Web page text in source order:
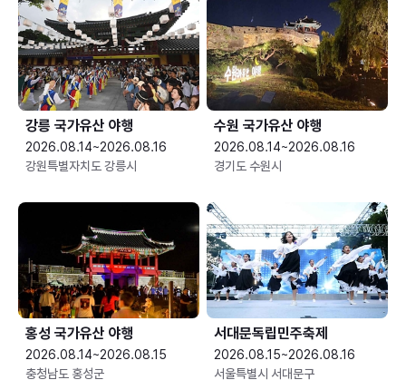
강릉 국가유산 야행
2026.08.14~2026.08.16
강원특별자치도 강릉시
수원 국가유산 야행
2026.08.14~2026.08.16
경기도 수원시
홍성 국가유산 야행
2026.08.14~2026.08.15
충청남도 홍성군
서대문독립민주축제
2026.08.15~2026.08.16
서울특별시 서대문구